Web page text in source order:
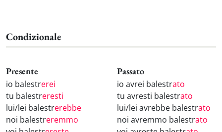
Condizionale
Presente
io balestrerei
tu balestreresti
lui/lei balestrerebbe
noi balestreremmo
Passato
io avrei balestrato
tu avresti balestrato
lui/lei avrebbe balestrato
noi avremmo balestrato